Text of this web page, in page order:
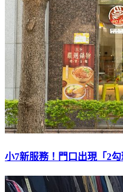
小7新服務！門口出現「2